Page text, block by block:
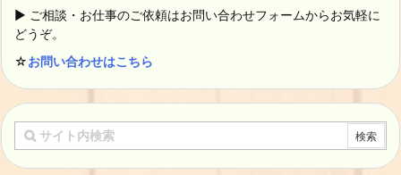
▶ ご相談・お仕事のご依頼はお問い合わせフォームからお気軽に
どうぞ。
☆お問い合わせはこちら